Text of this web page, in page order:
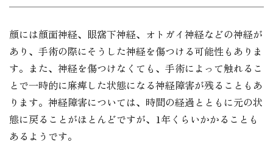
顔には顔面神経、眼窩下神経、オトガイ神経などの神経が
あり、手術の際にそうした神経を傷つける可能性もありま
す。また、神経を傷つけなくても、手術によって触れるこ
とで一時的に麻痺した状態になる神経障害が残ることもあ
ります。神経障害については、時間の経過とともに元の状
態に戻ることがほとんどですが、1年くらいかかることも
あるようです。